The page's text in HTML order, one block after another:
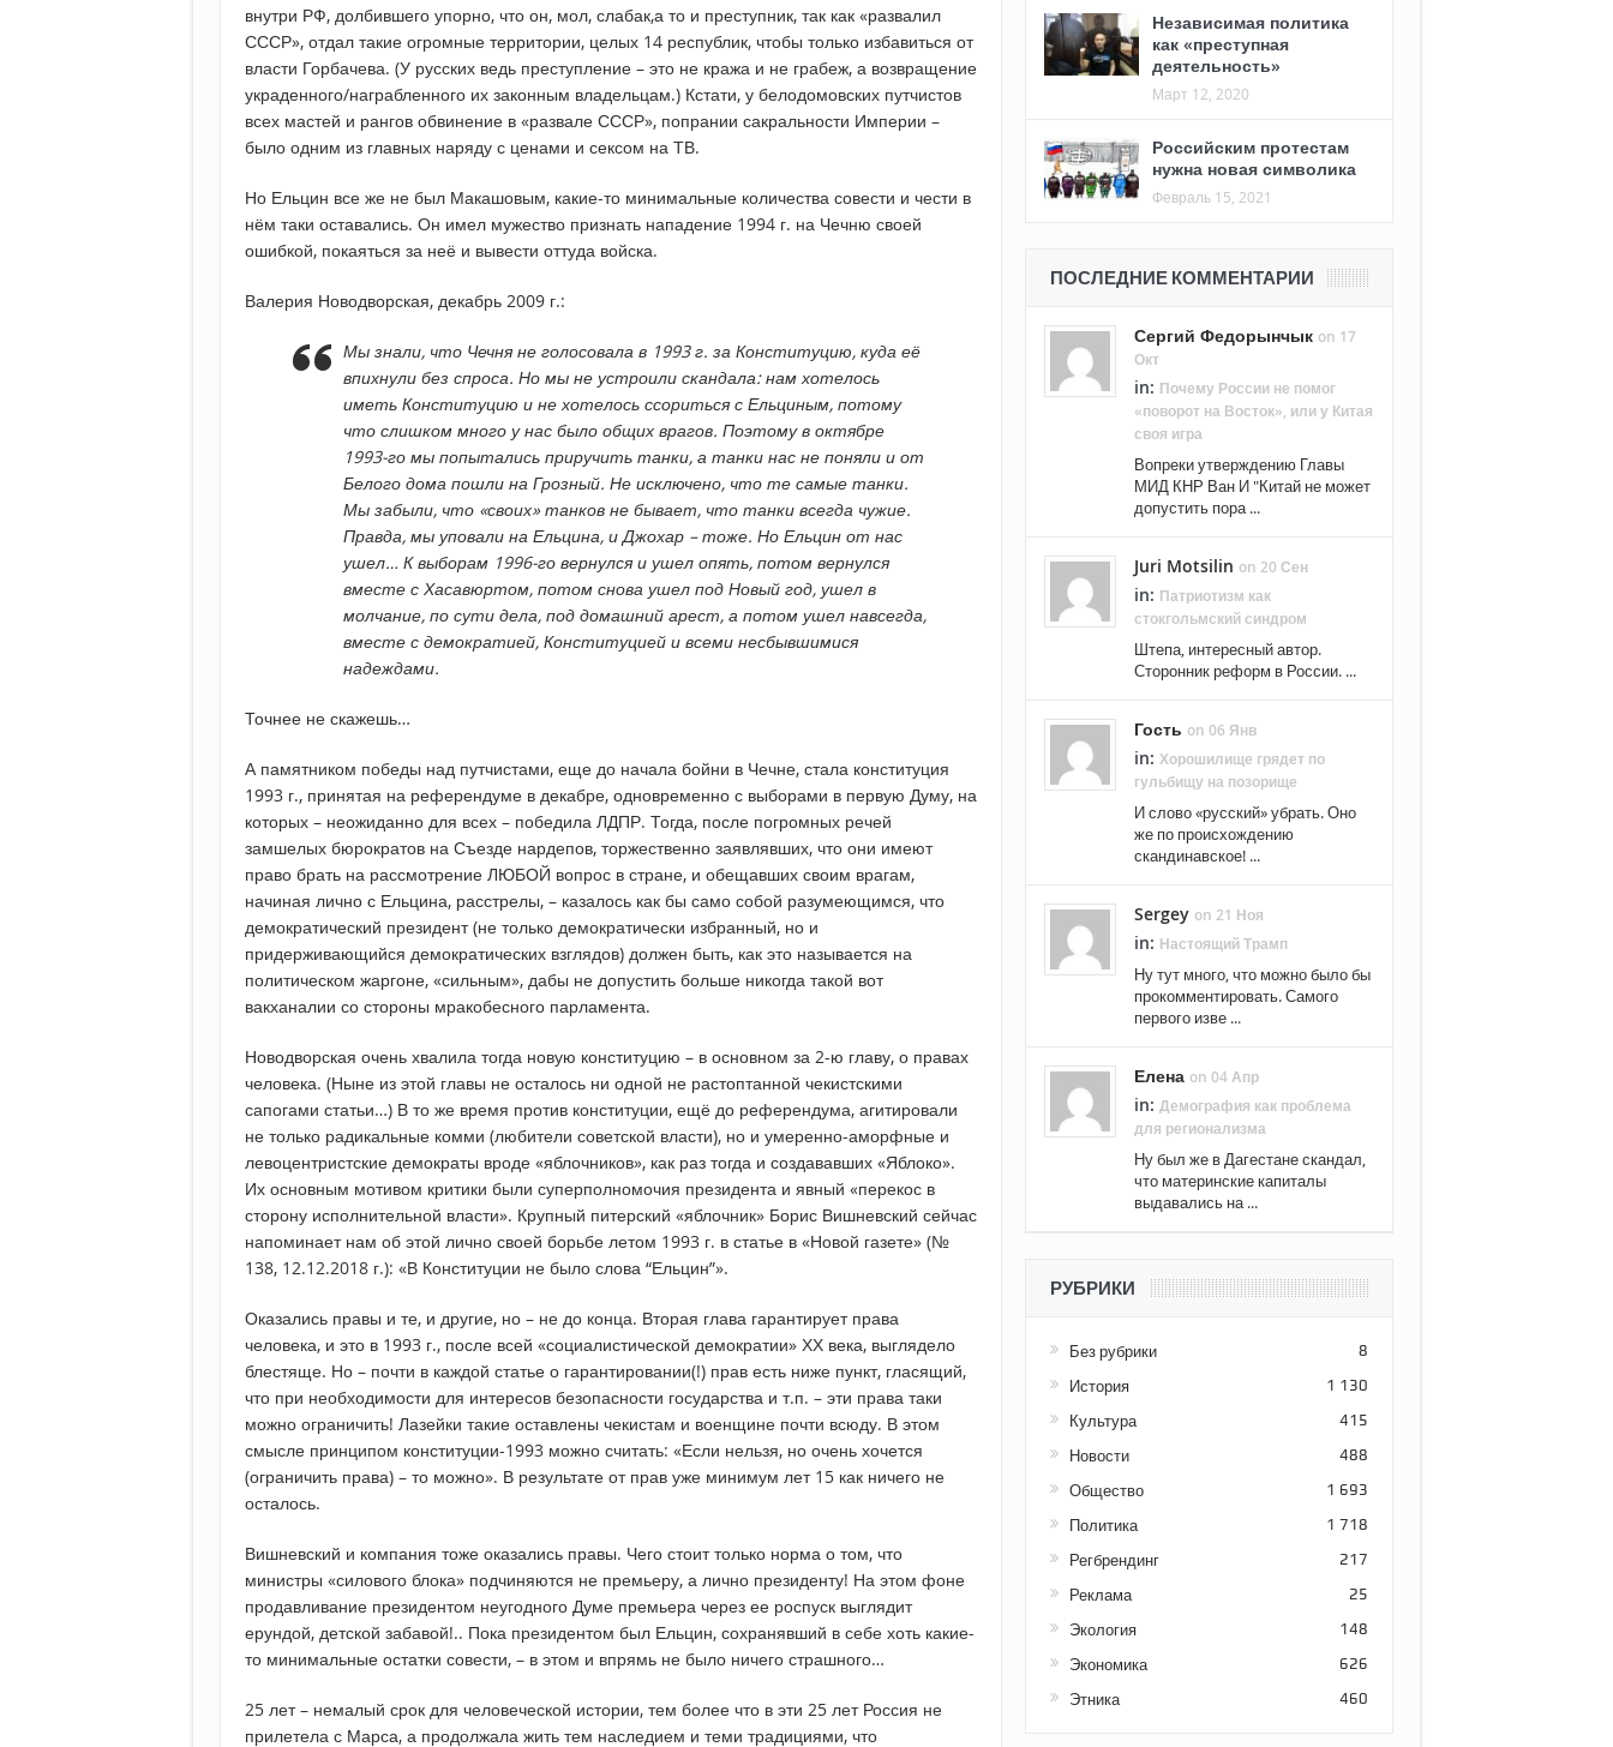
внутри РФ, долбившего упорно, что он, мол, слабак,а то и преступник, так как «развалил
СССР», отдал такие огромные территории, целых 14 республик, чтобы только избавиться от
власти Горбачева. (У русских ведь преступление – это не кража и не грабеж, а возвращение
украденного/награбленного их законным владельцам.) Кстати, у белодомовских путчистов
всех мастей и рангов обвинение в «развале СССР», попрании сакральности Империи –
было одним из главных наряду с ценами и сексом на ТВ.
Но Ельцин все же не был Макашовым, какие-то минимальные количества совести и чести в
нём таки оставались. Он имел мужество признать нападение 1994 г. на Чечню своей
ошибкой, покаяться за неё и вывести оттуда войска.
Валерия Новодворская, декабрь 2009 г.:
Мы знали, что Чечня не голосовала в 1993 г. за Конституцию, куда её
впихнули без спроса. Но мы не устроили скандала: нам хотелось
иметь Конституцию и не хотелось ссориться с Ельциным, потому
что слишком много у нас было общих врагов. Поэтому в октябре
1993-го мы попытались приручить танки, а танки нас не поняли и от
Белого дома пошли на Грозный. Не исключено, что те самые танки.
Мы забыли, что «своих» танков не бывает, что танки всегда чужие.
Правда, мы уповали на Ельцина, и Джохар – тоже. Но Ельцин от нас
ушел… К выборам 1996-го вернулся и ушел опять, потом вернулся
вместе с Хасавюртом, потом снова ушел под Новый год, ушел в
молчание, по сути дела, под домашний арест, а потом ушел навсегда,
вместе с демократией, Конституцией и всеми несбывшимися
надеждами.
Точнее не скажешь…
А памятником победы над путчистами, еще до начала бойни в Чечне, стала конституция
1993 г., принятая на референдуме в декабре, одновременно с выборами в первую Думу, на
которых – неожиданно для всех – победила ЛДПР. Тогда, после погромных речей
замшелых бюрократов на Съезде нардепов, торжественно заявлявших, что они имеют
право брать на рассмотрение ЛЮБОЙ вопрос в стране, и обещавших своим врагам,
начиная лично с Ельцина, расстрелы, – казалось как бы само собой разумеющимся, что
демократический президент (не только демократически избранный, но и
придерживающийся демократических взглядов) должен быть, как это называется на
политическом жаргоне, «сильным», дабы не допустить больше никогда такой вот
вакханалии со стороны мракобесного парламента.
Новодворская очень хвалила тогда новую конституцию – в основном за 2-ю главу, о правах
человека. (Ныне из этой главы не осталось ни одной не растоптанной чекистскими
сапогами статьи…) В то же время против конституции, ещё до референдума, агитировали
не только радикальные комми (любители советской власти), но и умеренно-аморфные и
левоцентристские демократы вроде «яблочников», как раз тогда и создававших «Яблоко».
Их основным мотивом критики были суперполномочия президента и явный «перекос в
сторону исполнительной власти». Крупный питерский «яблочник» Борис Вишневский сейчас
напоминает нам об этой лично своей борьбе летом 1993 г. в статье в «Новой газете» (№
138, 12.12.2018 г.): «В Конституции не было слова “Ельцин”».
Оказались правы и те, и другие, но – не до конца. Вторая глава гарантирует права
человека, и это в 1993 г., после всей «социалистической демократии» ХХ века, выглядело
блестяще. Но – почти в каждой статье о гарантировании(!) прав есть ниже пункт, гласящий,
что при необходимости для интересов безопасности государства и т.п. – эти права таки
можно ограничить! Лазейки такие оставлены чекистам и военщине почти всюду. В этом
смысле принципом конституции-1993 можно считать: «Если нельзя, но очень хочется
(ограничить права) – то можно». В результате от прав уже минимум лет 15 как ничего не
осталось.
Вишневский и компания тоже оказались правы. Чего стоит только норма о том, что
министры «силового блока» подчиняются не премьеру, а лично президенту! На этом фоне
продавливание президентом неугодного Думе премьера через ее роспуск выглядит
ерундой, детской забавой!.. Пока президентом был Ельцин, сохранявший в себе хоть какие-
то минимальные остатки совести, – в этом и впрямь не было ничего страшного…
25 лет – немалый срок для человеческой истории, тем более что в эти 25 лет Россия не
прилетела с Марса, а продолжала жить тем наследием и теми традициями, что
Независимая политика
как «преступная
деятельность»
Март 12, 2020
Российским протестам
нужна новая символика
Февраль 15, 2021
ПОСЛЕДНИЕ КОММЕНТАРИИ
Сергий Федорынчык on 17
Окт
in: Почему России не помог
«поворот на Восток», или у Китая
своя игра
Вопреки утверждению Главы
МИД КНР Ван И "Китай не может
допустить пора ...
Juri Motsilin on 20 Сен
in: Патриотизм как
стокгольмский синдром
Штепа, интересный автор.
Сторонник реформ в России. ...
Гость on 06 Янв
in: Хорошилище грядет по
гульбищу на позорище
И слово «русский» убрать. Оно
же по происхождению
скандинавское! ...
Sergey on 21 Ноя
in: Настоящий Трамп
Ну тут много, что можно было бы
прокомментировать. Самого
первого изве ...
Елена on 04 Апр
in: Демография как проблема
для регионализма
Ну был же в Дагестане скандал,
что материнские капиталы
выдавались на ...
РУБРИКИ
Без рубрики 8
История 1 130
Культура 415
Новости 488
Общество 1 693
Политика 1 718
Регбрендинг 217
Реклама 25
Экология 148
Экономика 626
Этника 460